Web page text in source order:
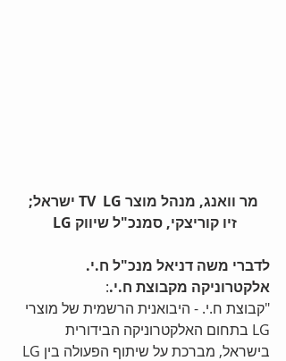
מר וואנג, מנהל מוצר TV  LG ישראל;
זיו קוריצקי, סמנכ"ל שיווק LG
לדברי משה דניאל מנכ"ל ח.י.
אלקטרוניקה מקבוצת ח.י.:
"קבוצת ח.י. - היבואנית הרשמית של מוצרי
LG בתחום האלקטרוניקה הבידורית